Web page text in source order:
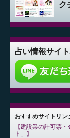
ク
占い情報サイト
おすすめサイトリン
建設業の許可票・
ト」